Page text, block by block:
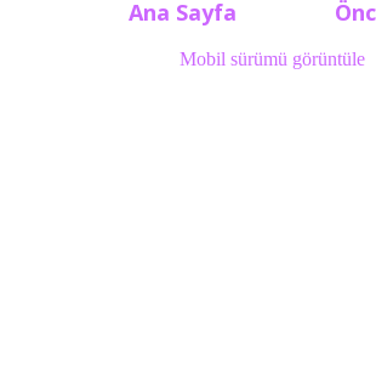
Ana Sayfa
Mobil sürümü görüntüle